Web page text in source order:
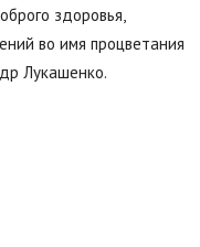
здоровья,
во имя процветания
Лукашенко.